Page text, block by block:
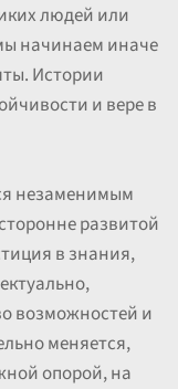
людей или
начинаем иначе
Истории
и вере в
незаменимым
развитой
в знания,
возможностей и
меняется,
опорой, на